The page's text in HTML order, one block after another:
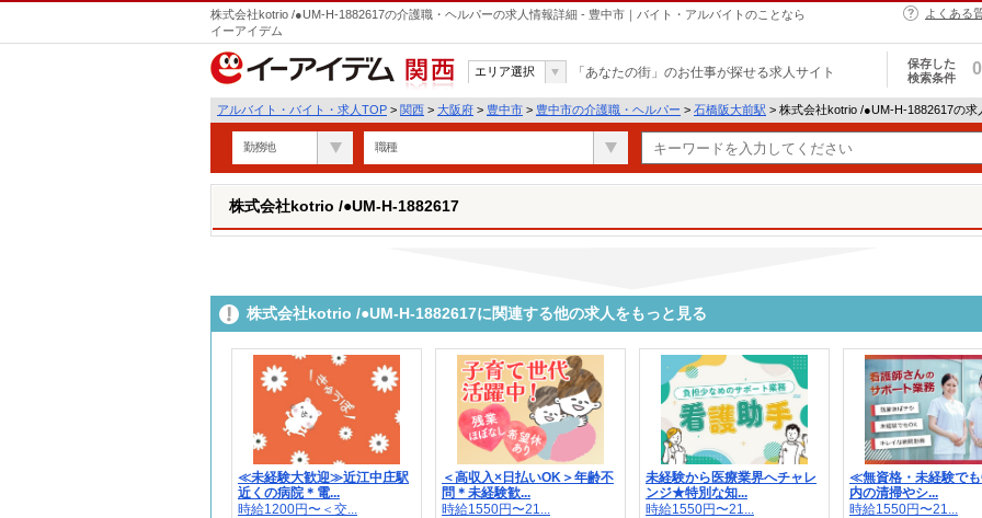
株式会社kotrio /●UM-H-1882617の介護職・ヘルパーの求人情報詳細 - 豊中市｜バイト・アルバイトのことなら
イーアイデム
よくある
関西
エリア選択 「あなたの街」のお仕事が探せる求人サイト
保存した
検索条件
0
アルバイト・バイト・求人TOP > 関西 > 大阪府 > 豊中市 > 豊中市の介護職・ヘルパー > 石橋阪大前駅 > 株式会社kotrio /●UM-H-1882617の求
勤務地 職種
株式会社kotrio /●UM-H-1882617
株式会社kotrio /●UM-H-1882617に関連する他の求人をもっと見る
≪未経験大歓迎≫近江中庄駅
近くの病院＊電...
時給1200円〜＜交...
＜高収入×日払いOK＞年齢不
問＊未経験歓...
時給1550円〜21...
未経験から医療業界へチャレ
ンジ★特別な知...
時給1550円〜21...
≪無資格・未経験で
内の清掃やシ...
時給1550円〜21...